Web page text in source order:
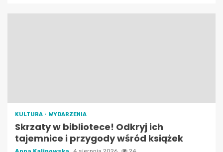
KULTURA WYDARZENIA
Skrzaty w bibliotece! Odkryj ich
tajemnice i przygody wśród książek